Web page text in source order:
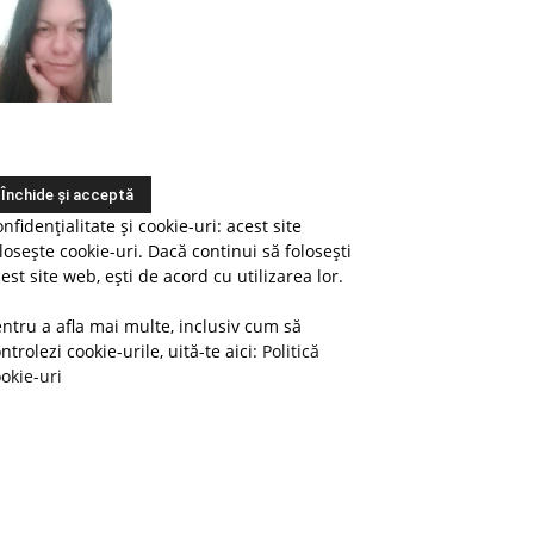
și cookie-uri: acest site
cookie-uri. Dacă continui să folosești
site web, ești de acord cu utilizarea lor.
a afla mai multe, inclusiv cum să
cookie-urile, uită-te aici: Politică
uri